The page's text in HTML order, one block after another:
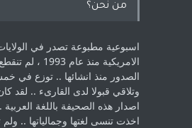
من نحن؟
اسبوعية مطبوعة تصدر في
الامريكية منذ
الصدور منذ انشائها .. توزع في
‏وتلاقي قبولا لدى القارىء ..‏ لقد
اصدار هذه الصحيفة باللغة العربية
اخذت ‏تنسى لغتها وجمالياتها ..